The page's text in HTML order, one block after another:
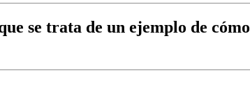
se trata de un ejemplo de